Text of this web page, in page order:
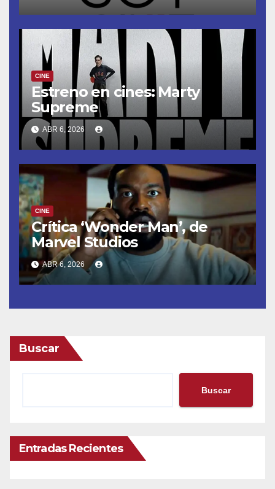
CINE
Estreno en cines: Marty
Supreme
ABR 6, 2026
CINE
Crítica ‘Wonder Man’, de
Marvel Studios
ABR 6, 2026
Buscar
Buscar
Entradas Recientes